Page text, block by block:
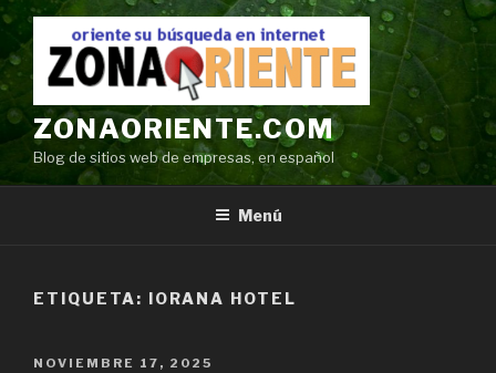
Ir
contenido
ZONAORIENTE.COM
Blog de sitios web de empresas, en español
Menú
ETIQUETA: IORANA HOTEL
POSTED
NOVIEMBRE 17, 2025